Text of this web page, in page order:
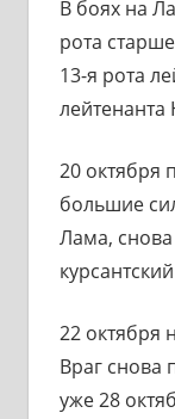
В боях на
рота
13-я рота
20 октября
большие
Лама,
22 октября
Враг снова
уже 28